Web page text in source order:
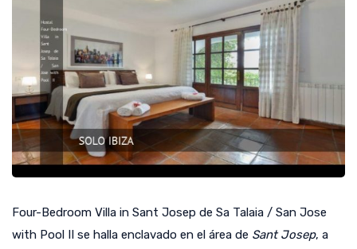
Four-Bedroom Villa in Sant Josep de Sa Talaia / San Jose
with Pool II se halla enclavado en el área de Sant Josep, a